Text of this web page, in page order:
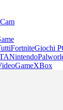
FortniteGiochi
Nintendo
XBox